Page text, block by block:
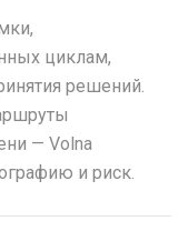
циклам,
решений.
— Volna
и риск.